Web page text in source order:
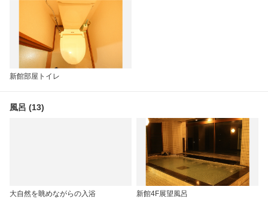
新館部屋トイレ
風呂 (13)
大自然を眺めながらの入浴 新館4F展望風呂